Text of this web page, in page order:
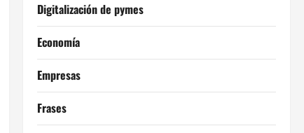
Digitalización de pymes
Economía
Empresas
Frases